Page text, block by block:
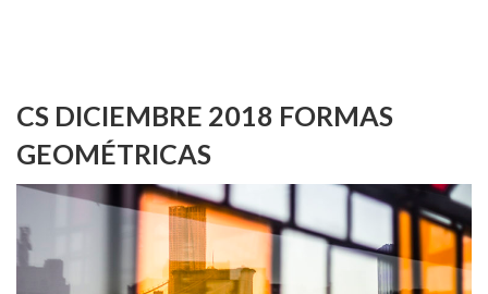
CS DICIEMBRE 2018 FORMAS
GEOMÉTRICAS